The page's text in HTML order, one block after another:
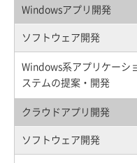
Windowsアプリ開発
ソフトウェア開発
Windows系アプリケーシ
ステムの提案・開発
クラウドアプリ開発
ソフトウェア開発